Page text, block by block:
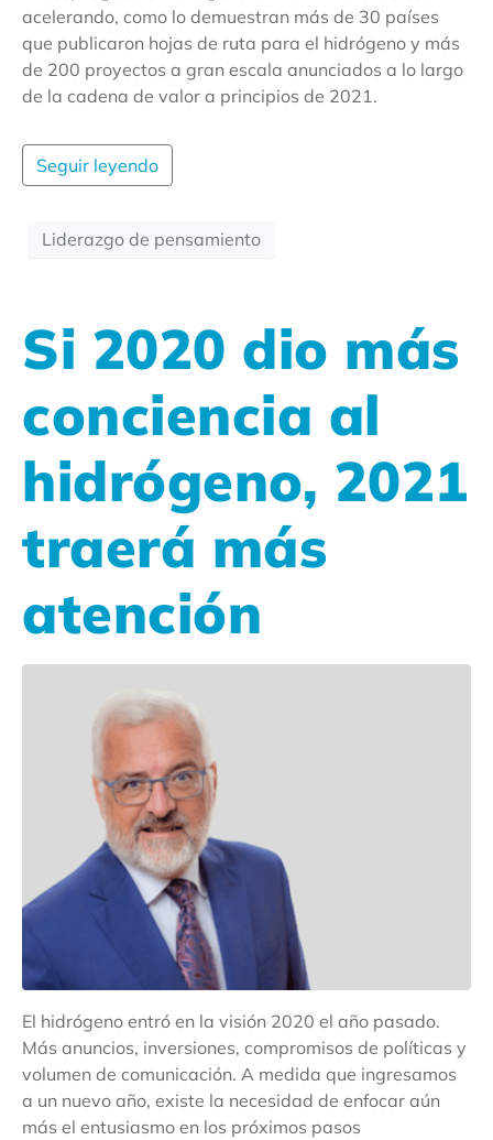
acelerando, como lo demuestran más de 30 países
que publicaron hojas de ruta para el hidrógeno y más
de 200 proyectos a gran escala anunciados a lo largo
de la cadena de valor a principios de 2021.
Seguir leyendo
Liderazgo de pensamiento
Si 2020 dio más
conciencia al
hidrógeno, 2021
traerá más
atención
El hidrógeno entró en la visión 2020 el año pasado.
Más anuncios, inversiones, compromisos de políticas y
volumen de comunicación. A medida que ingresamos
a un nuevo año, existe la necesidad de enfocar aún
más el entusiasmo en los próximos pasos